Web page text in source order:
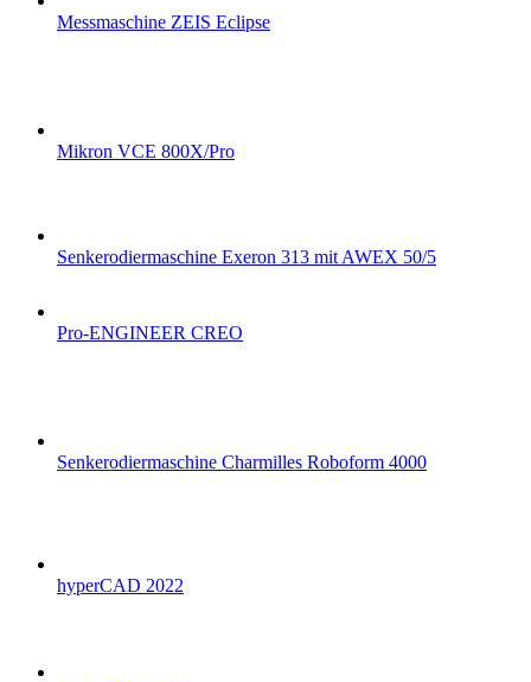
Messmaschine ZEIS Eclipse
Mikron VCE 800X/Pro
Senkerodiermaschine Exeron 313 mit AWEX 50/5
Pro-ENGINEER CREO
Senkerodiermaschine Charmilles Roboform 4000
hyperCAD 2022